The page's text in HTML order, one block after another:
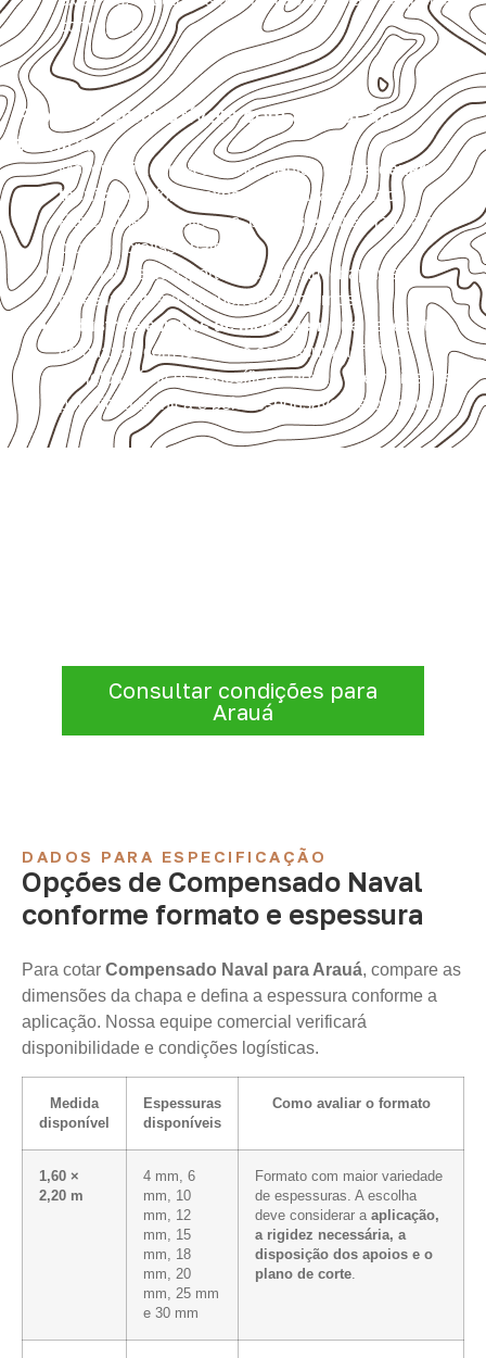
com água.
Projetos compatíveis com avaliação
técnica
Móveis, divisórias e componentes de
marcenaria
técnica
, conforme exposição e acabamento.
Revestimentos internos, painéis e divisórias para
projetos profissionais.
Projetos de transporte que utilizam chapas em
revestimentos e componentes internos.
Indústrias e linhas de montagem que necessitam
de chapas com formato e espessura definidos.
Projetos náuticos específicos, desde que validados
pela ficha técnica e pelo responsável pelo projeto.
Consultar condições para
Arauá
DADOS PARA ESPECIFICAÇÃO
Opções de Compensado Naval
conforme formato e espessura
Para cotar Compensado Naval para Arauá, compare as
dimensões da chapa e defina a espessura conforme a
aplicação. Nossa equipe comercial verificará
disponibilidade e condições logísticas.
Medida
disponível
Espessuras
disponíveis
Como avaliar o formato
1,60 ×
2,20 m
4 mm, 6
mm, 10
mm, 12
mm, 15
mm, 18
mm, 20
mm, 25 mm
e 30 mm
Formato com maior variedade
de espessuras. A escolha
deve considerar a aplicação,
a rigidez necessária, a
disposição dos apoios e o
plano de corte.